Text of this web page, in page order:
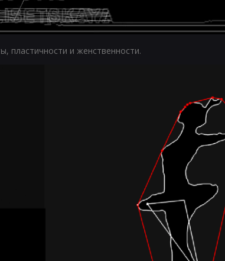
пластичности и женственности.